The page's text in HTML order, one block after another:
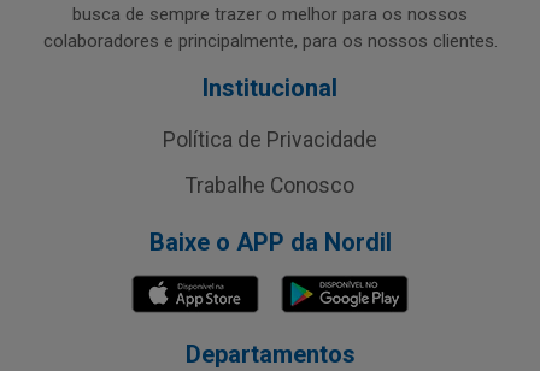
busca de sempre trazer o melhor para os nossos
colaboradores e principalmente, para os nossos clientes.
Institucional
Política de Privacidade
Trabalhe Conosco
Baixe o APP da Nordil
Departamentos